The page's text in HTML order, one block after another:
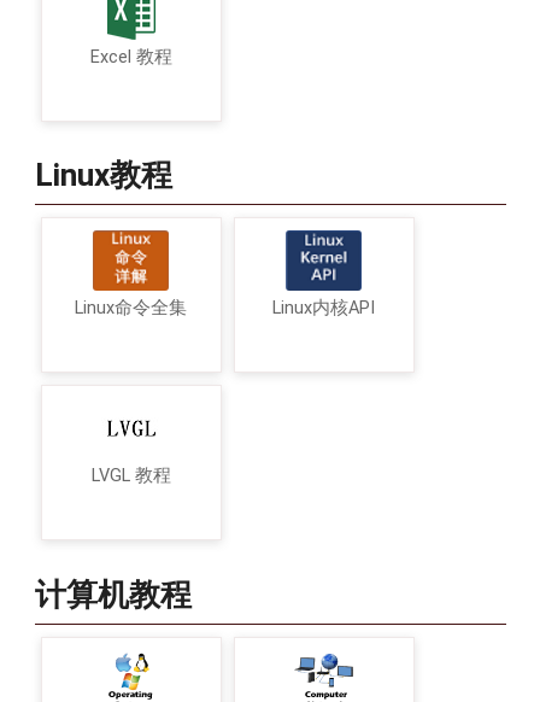
Excel 教程
Linux教程
Linux命令全集 Linux内核API
LVGL 教程
计算机教程